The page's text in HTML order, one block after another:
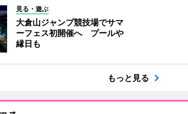
見る・遊ぶ
大倉山ジャンプ競技場でサマ
ーフェス初開催へ プールや
縁日も
もっと見る